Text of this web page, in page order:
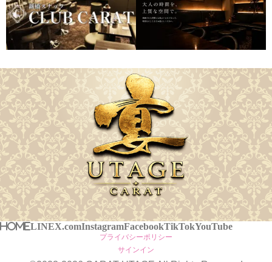
HOMELINEX.comInstagramFacebookTikTokYouTube
プライバシーポリシー
サインイン